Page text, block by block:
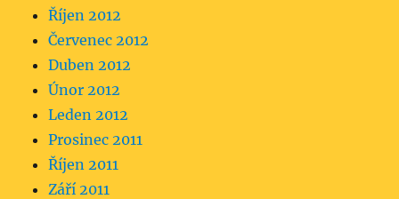
Říjen 2012
Červenec 2012
Duben 2012
Únor 2012
Leden 2012
Prosinec 2011
Říjen 2011
Září 2011